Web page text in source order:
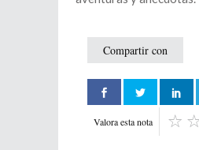
Compartir con
Valora esta nota